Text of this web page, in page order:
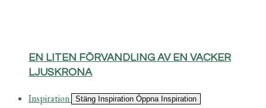
EN LITEN FÖRVANDLING AV EN VACKER
LJUSKRONA
Inspiration Stäng Inspiration Öppna Inspiration